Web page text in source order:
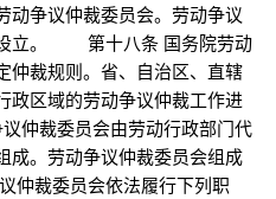
动争议仲裁委员会。劳动争议
设立。 第十八条 国务院劳动
仲裁规则。省、自治区、直辖
政区域的劳动争议仲裁工作进
裁委员会由劳动行政部门代
成。劳动争议仲裁委员会组成
裁委员会依法履行下列职